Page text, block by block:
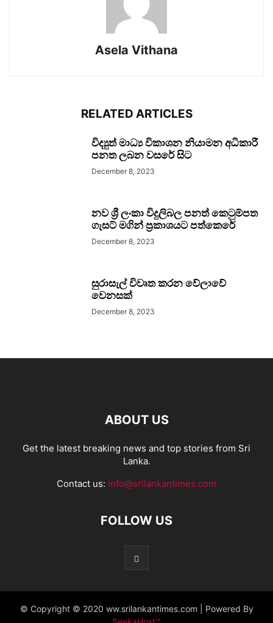
Asela Vithana
RELATED ARTICLES
විද්‍යුත් මාධ්‍ය විකාශන නියාමන අධිකාරී
පනත ලබන වසරේ සිට
December 8, 2023
නව ශ්‍රී ලංකා විදුලිබල පනත් කෙටුම්පත
ගැසට් මගින් ප්‍රකාශයට පත්කෙරේ
December 8, 2023
සුරාසැල් විවෘත කරන වේලාවේ
වෙනසක්
December 8, 2023
ABOUT US
Get the latest breaking news and top stories from Sri
Lanka.
Contact us: info@srilankantimes.com
FOLLOW US
© Copyright © 2020 ww.srilankantimes.com | Powered By